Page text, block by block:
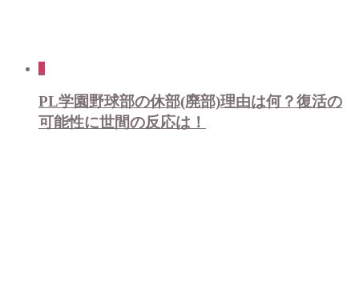
2
PL学園野球部の休部(廃部)理由は何？復活の
可能性に世間の反応は！